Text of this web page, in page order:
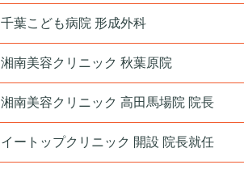
千葉こども病院 形成外科
湘南美容クリニック 秋葉原院
湘南美容クリニック 高田馬場院 院長
イートップクリニック 開設 院長就任